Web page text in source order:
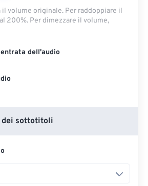
il volume originale. Per raddoppiare il
200%. Per dimezzare il volume,
dell'audio
dei sottotitoli